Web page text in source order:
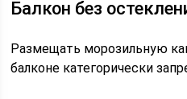
Балкон без
Размещать морозильную
балконе категорически